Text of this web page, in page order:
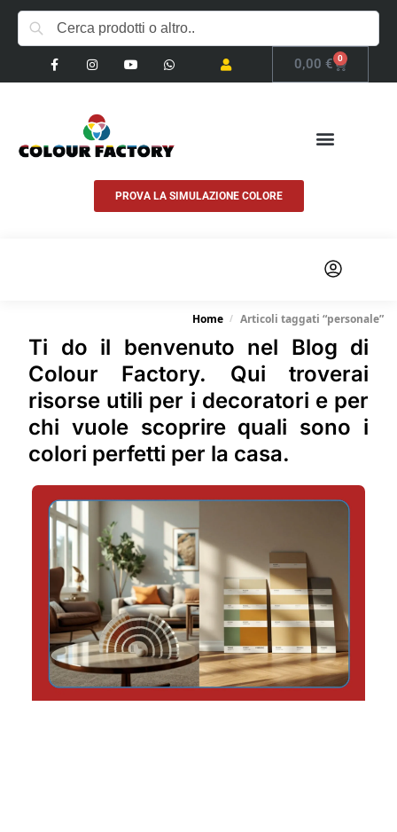
0,00 € 0
PROVA LA SIMULAZIONE COLORE
Home / Articoli taggati “personale”
Ti do il benvenuto nel Blog di
Colour Factory. Qui troverai
risorse utili per i decoratori e per
chi vuole scoprire quali sono i
colori perfetti per la casa.